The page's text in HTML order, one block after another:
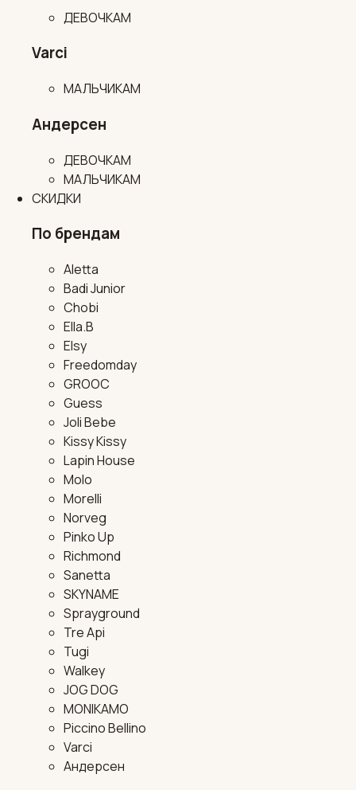
ДЕВОЧКАМ
Varci
МАЛЬЧИКАМ
Андерсен
ДЕВОЧКАМ
МАЛЬЧИКАМ
СКИДКИ
По брендам
Aletta
Badi Junior
Chobi
Ella.B
Elsy
Freedomday
GROOC
Guess
Joli Bebe
Kissy Kissy
Lapin House
Molo
Morelli
Norveg
Pinko Up
Richmond
Sanetta
SKYNAME
Sprayground
Tre Api
Tugi
Walkey
JOG DOG
MONIKAMO
Piccino Bellino
Varci
Андерсен